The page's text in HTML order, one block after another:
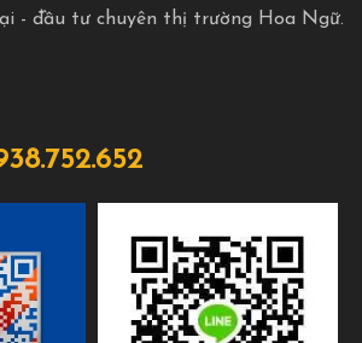
- đầu tư chuyên thị trường Hoa Ngữ.